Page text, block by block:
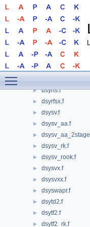
► dsygs2.f
► dsygst.f
► dsygv.f
► dsygv_2stage.f
► dsygvd.f
► dsyrfs.f
► dsyrfsx.f
► dsysv.f
► dsysv_aa.f
►
► dsysv_rk.f
► dsysv_rook.f
► dsysvx.f
► dsysvxx.f
► dsyswapr.f
► dsytd2.f
► dsytf2.f
► dsytf2_rk.f